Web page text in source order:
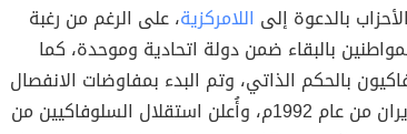
بالدعوة إلى اللامركزية، على الرغم من رغبة
بالبقاء ضمن دولة اتحادية وموحدة، كما
بالحكم الذاتي، وتم البدء بمفاوضات الانفصال
في شهر حزيران من عام 1992م، وأُعلن استقلال السلوفاكيين من